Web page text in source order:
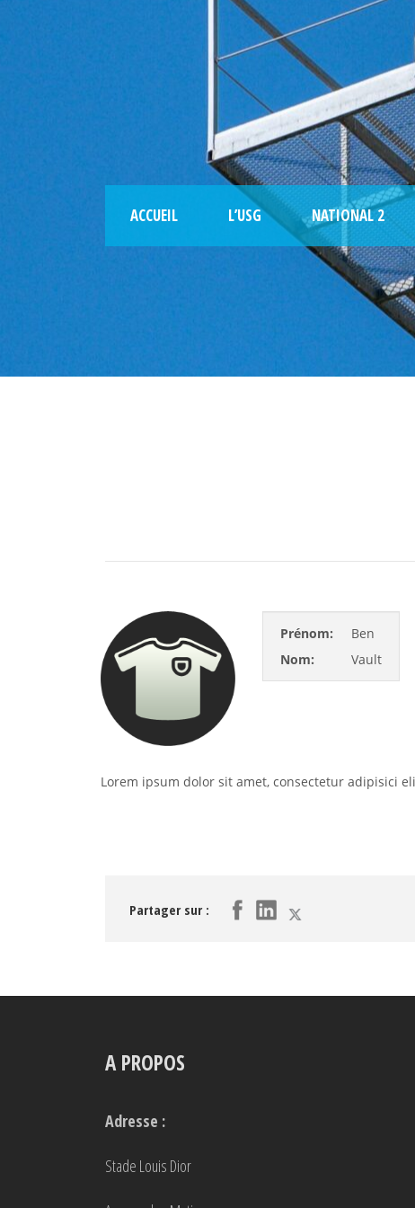
ACCUEIL L’USG NATIONAL 2
Prénom:
Ben
Nom:
Vault
Lorem ipsum dolor sit amet, consectetur adipisici
Partager sur :
A PROPOS
Adresse :
Stade Louis Dior